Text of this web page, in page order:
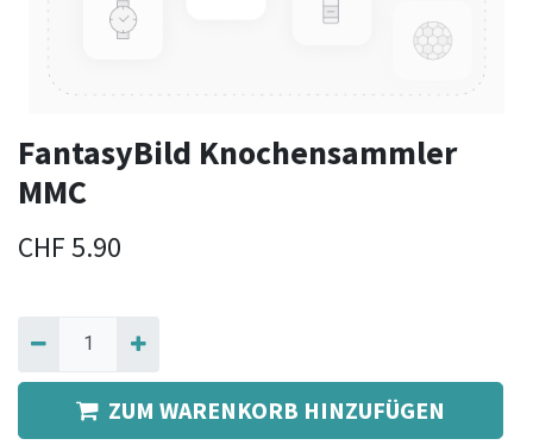
FantasyBild Knochensammler
MMC
CHF 5.90
ZUM WARENKORB HINZUFÜGEN